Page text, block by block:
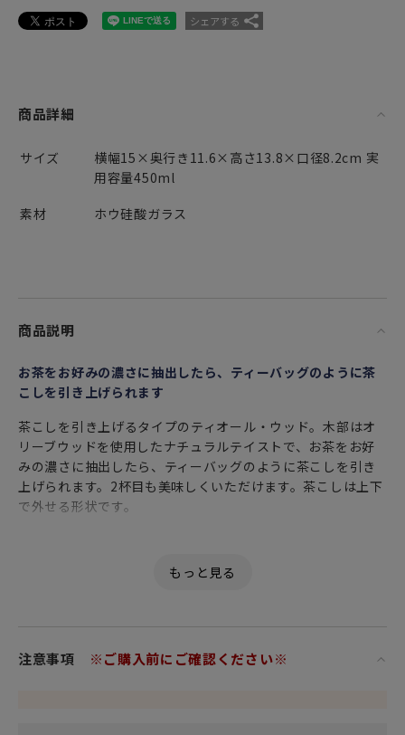
シェアする
商品詳細
サイズ
横幅15×奥行き11.6×高さ13.8×口径8.2cm 実
用容量450ml
素材
ホウ硅酸ガラス
商品説明
お茶をお好みの濃さに抽出したら、ティーバッグのように茶
こしを引き上げられます
茶こしを引き上げるタイプのティオール・ウッド。木部はオ
リーブウッドを使用したナチュラルテイストで、お茶をお好
みの濃さに抽出したら、ティーバッグのように茶こしを引き
上げられます。2杯目も美味しくいただけます。茶こしは上下
で外せる形状です。
・材質 フタ・ツマミ：オリーブウッド、フタ台座・内フタ：
「ご使用上の注意」
・ガラスは割れるものです。洗浄やご使用時はていねいにお
注意事項 ※ご購入前にご確認ください※